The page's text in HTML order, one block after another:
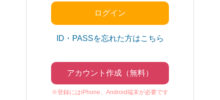
ID・PASSを忘れた方はこちら
アカウント作成（無料）
※登録にはiPhone、Android端末が必要です